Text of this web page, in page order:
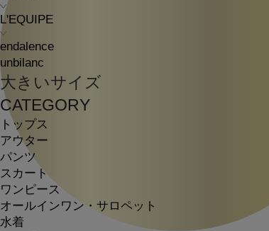
L'EQUIPE
endalence
unbilanc
大きいサイズ
CATEGORY
トップス
アウター
パンツ
スカート
ワンピース
オールインワン・サロペット
水着